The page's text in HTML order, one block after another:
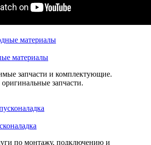
материалы
запчасти и комплектующие.
запчасти.
по монтажу, подключению и